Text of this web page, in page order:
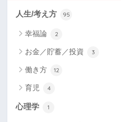
人生/考え方 95
幸福論 2
お金／貯蓄／投資 3
働き方 12
育児 4
心理学 1